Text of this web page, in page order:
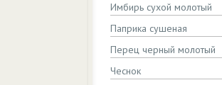
Имбирь сухой молотый
Паприка сушеная
Перец черный молотый
Чеснок